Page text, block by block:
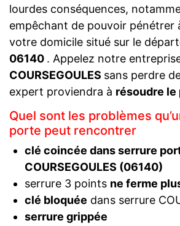
lourdes conséquences,
empêchant de pouvoir pénétrer
votre domicile situé sur le
06140 . Appelez notre
COURSEGOULES sans perdre
expert proviendra à résoudre le
Quel sont les problèmes
porte peut rencontrer
clé coincée dans serrure
COURSEGOULES (06140)
serrure 3 points ne ferme
clé bloquée dans serrure
serrure grippée